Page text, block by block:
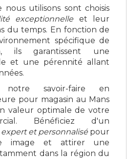
nous utilisons sont choisis
exceptionnelle et leur
du temps. En fonction de
spécifique de
ils garantissent une
et une pérennité allant
notre savoir-faire en
pour magasin au Mans
valeur optimale de votre
Bénéficiez d'un
et personnalisé pour
image et attirer une
dans la région du